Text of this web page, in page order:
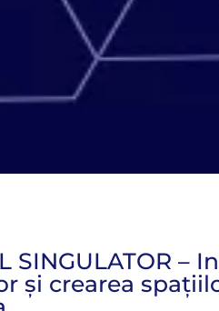
SINGULATOR –
și crearea